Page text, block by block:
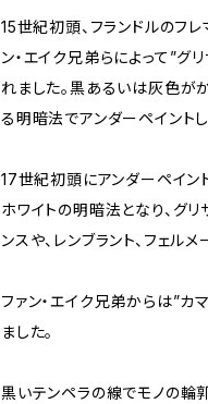
15世紀初頭、フランドルのフ
ン・エイク兄弟らによって”
れました。黒あるいは灰色が
る明暗法でアンダーペイント
17世紀初頭にアンダーペイン
ホワイトの明暗法となり、グ
ンスや、レンブラント、フェル
ファン・エイク兄弟からは”
ました。
黒いテンペラの線でモノの輪